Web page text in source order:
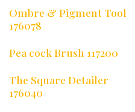
Ombre & Pigment Tool
176078
Pea cock Brush 117200
The Square Detailer
176040